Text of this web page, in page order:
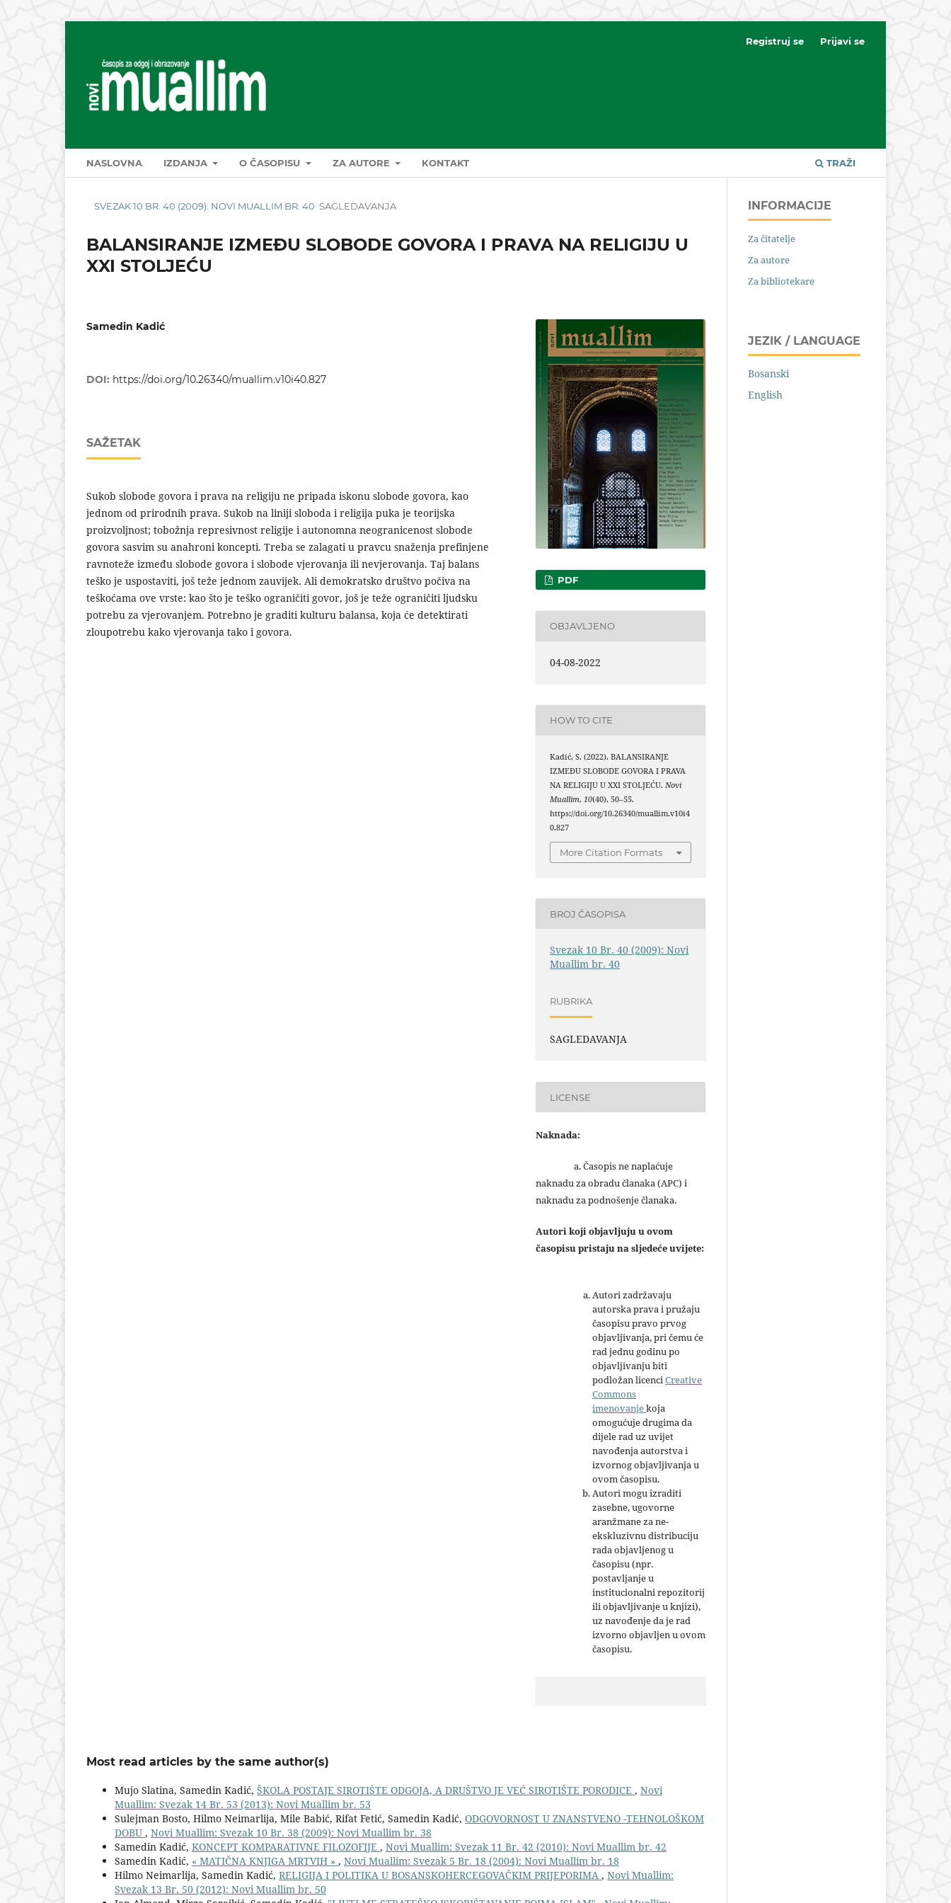
NASLOVNA IZDANJA O ČASOPISU ZA AUTORE KONTAKT TRAŽI
Registruj se Prijavi se
SVEZAK 10 BR. 40 (2009): NOVI MUALLIM BR. 40 SAGLEDAVANJA
BALANSIRANJE IZMEĐU SLOBODE GOVORA I PRAVA NA RELIGIJU U
XXI STOLJEĆU
Samedin Kadić
DOI: https://doi.org/10.26340/muallim.v10i40.827
SAŽETAK
Sukob slobode govora i prava na religiju ne pripada iskonu slobode govora, kao
jednom od prirodnih prava. Sukob na liniji sloboda i religija puka je teorijska
proizvoljnost; tobožnja represivnost religije i autonomna neogranicenost slobode
govora sasvim su anahroni koncepti. Treba se zalagati u pravcu snaženja prefinjene
ravnoteže između slobode govora i slobode vjerovanja ili nevjerovanja. Taj balans
teško je uspostaviti, još teže jednom zauvijek. Ali demokratsko društvo počiva na
teškoćama ove vrste: kao što je teško ograničiti govor, još je teže ograničiti ljudsku
potrebu za vjerovanjem. Potrebno je graditi kulturu balansa, koja će detektirati
zloupotrebu kako vjerovanja tako i govora.
PDF
OBJAVLJENO
04-08-2022
HOW TO CITE
Kadić, S. (2022). BALANSIRANJE
IZMEĐU SLOBODE GOVORA I PRAVA
NA RELIGIJU U XXI STOLJEĆU. Novi
Muallim, 10(40), 50–55.
https://doi.org/10.26340/muallim.v10i4
0.827
More Citation Formats
BROJ ČASOPISA
Svezak 10 Br. 40 (2009): Novi
Muallim br. 40
RUBRIKA
SAGLEDAVANJA
LICENSE
Naknada:
a. Časopis ne naplaćuje
naknadu za obradu članaka (APC) i
naknadu za podnošenje članaka.
Autori koji objavljuju u ovom
časopisu pristaju na sljedeće uvijete:
Autori zadržavaju
autorska prava i pružaju
časopisu pravo prvog
objavljivanja, pri čemu će
rad jednu godinu po
objavljivanju biti
podložan licenciCreative
Commons
imenovanjekoja
omogućuje drugima da
dijele rad uz uvijet
navođenja autorstva i
izvornog objavljivanja u
ovom časopisu.
Autori mogu izraditi
zasebne, ugovorne
aranžmane za ne-
ekskluzivnu distribuciju
rada objavljenog u
časopisu (npr.
postavljanje u
institucionalni repozitorij
ili objavljivanje u knjizi),
uz navođenje da je rad
izvorno objavljen u ovom
časopisu.
Most read articles by the same author(s)
Mujo Slatina, Samedin Kadić, ŠKOLA POSTAJE SIROTIŠTE ODGOJA, A DRUŠTVO JE VEĆ SIROTIŠTE PORODICE , Novi
Muallim: Svezak 14 Br. 53 (2013): Novi Muallim br. 53
Sulejman Bosto, Hilmo Neimarlija, Mile Babić, Rifat Fetić, Samedin Kadić, ODGOVORNOST U ZNANSTVENO -TEHNOLOŠKOM
DOBU , Novi Muallim: Svezak 10 Br. 38 (2009): Novi Muallim br. 38
Samedin Kadić, KONCEPT KOMPARATIVNE FILOZOFIJE , Novi Muallim: Svezak 11 Br. 42 (2010): Novi Muallim br. 42
Samedin Kadić, « MATIČNA KNJIGA MRTVIH » , Novi Muallim: Svezak 5 Br. 18 (2004): Novi Muallim br. 18
Hilmo Neimarlija, Samedin Kadić, RELIGIJA I POLITIKA U BOSANSKOHERCEGOVAČKIM PRIJEPORIMA , Novi Muallim:
Svezak 13 Br. 50 (2012): Novi Muallim br. 50
INFORMACIJE
Za čitatelje
Za autore
Za bibliotekare
JEZIK / LANGUAGE
Bosanski
English